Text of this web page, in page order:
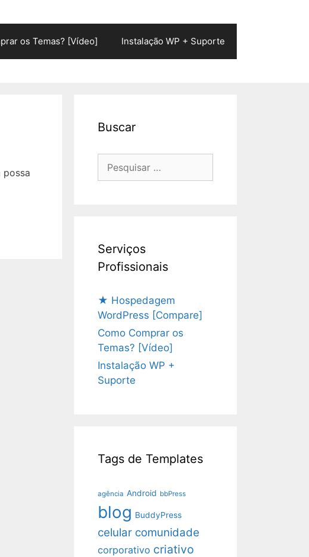
os Temas? [Vídeo] Instalação WP + Suporte
possa
Buscar
Serviços
Profissionais
★ Hospedagem
WordPress [Compare]
Como Comprar os
Temas? [Vídeo]
Instalação WP +
Suporte
Tags de Templates
agência Android bbPress
blog BuddyPress
celular comunidade
corporativo criativo